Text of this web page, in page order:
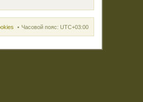
Часовой пояс: UTC+03:00